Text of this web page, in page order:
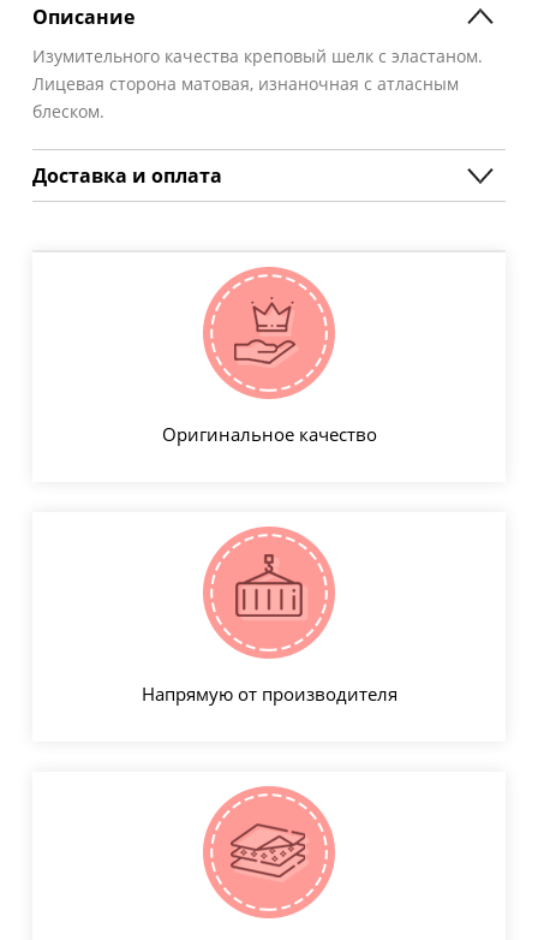
Описание
Изумительного качества креповый шелк с эластаном.
Лицевая сторона матовая, изнаночная с атласным
блеском.
Доставка и оплата
Оригинальное качество
Напрямую от производителя